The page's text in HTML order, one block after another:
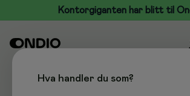
Kontorgiganten har blitt til
Hva handler du som?